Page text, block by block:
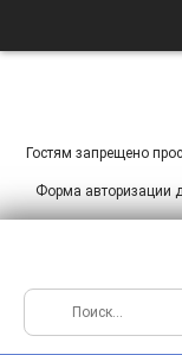
Гостям запрещено
Форма авторизации